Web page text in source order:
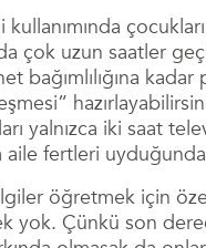
çok uzun saatler
bağımlılığına
yalnızca iki saat
fertleri uyduğunda,
öğretmek için
yok. Çünkü son